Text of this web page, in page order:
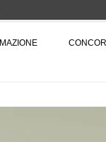
promossa dal